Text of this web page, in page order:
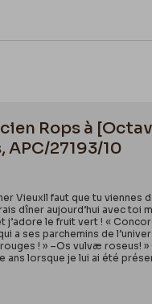
Rops à
APC/27193/10
VieuxIl faut que tu
dîner aujourd’hui avec toi
j’adore le fruit vert ! «
a ses parchemins de
! » –Os vulvæ roseus!
ans lorsque je lui ai été